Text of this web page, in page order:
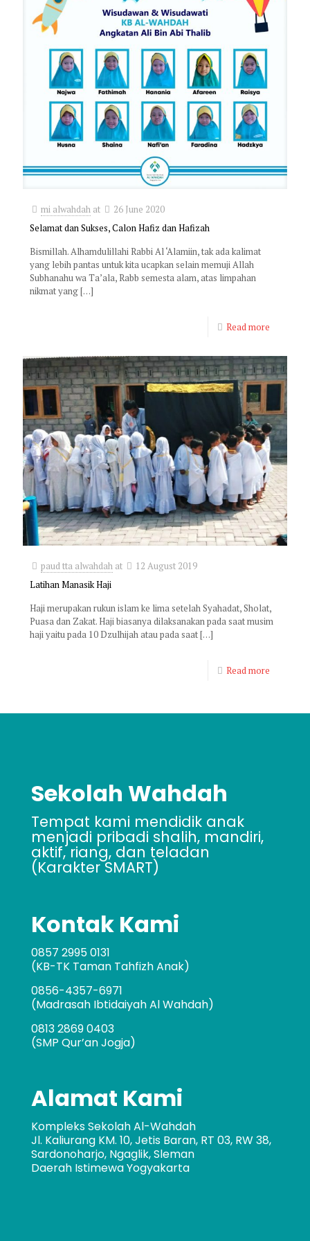
mi alwahdah at
26 June 2020
Selamat dan Sukses, Calon Hafiz dan Hafizah
Bismillah. Alhamdulillahi Rabbi Al ‘Alamiin, tak ada kalimat
yang lebih pantas untuk kita ucapkan selain memuji Allah
Subhanahu wa Ta’ala, Rabb semesta alam, atas limpahan
nikmat yang[…]
Read more
paud tta alwahdah at
12 August 2019
Latihan Manasik Haji
Haji merupakan rukun islam ke lima setelah Syahadat, Sholat,
Puasa dan Zakat. Haji biasanya dilaksanakan pada saat musim
haji yaitu pada 10 Dzulhijah atau pada saat[…]
Read more
Sekolah Wahdah
Tempat kami mendidik anak
menjadi pribadi shalih, mandiri,
aktif, riang, dan teladan
(Karakter SMART)
Kontak Kami
0857 2995 0131
(KB-TK Taman Tahfizh Anak)
0856-4357-6971
(Madrasah Ibtidaiyah Al Wahdah)
0813 2869 0403
(SMP Qur’an Jogja)
Alamat Kami
Kompleks Sekolah Al-Wahdah
Jl. Kaliurang KM. 10, Jetis Baran, RT 03, RW 38,
Sardonoharjo, Ngaglik, Sleman
Daerah Istimewa Yogyakarta